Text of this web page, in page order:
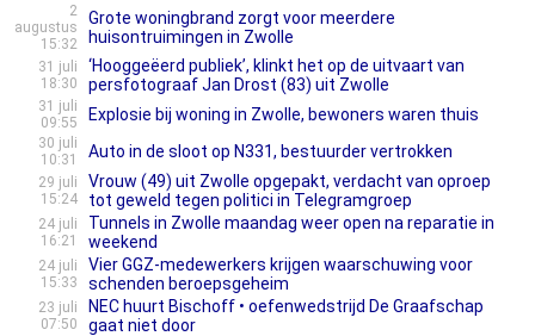
2
augustus
15:32
Grote woningbrand zorgt voor meerdere
huisontruimingen in Zwolle
31 juli
18:30
‘Hooggeëerd publiek’, klinkt het op de uitvaart van
persfotograaf Jan Drost (83) uit Zwolle
31 juli
09:55
Explosie bij woning in Zwolle, bewoners waren thuis
30 juli
10:31
Auto in de sloot op N331, bestuurder vertrokken
29 juli
15:24
Vrouw (49) uit Zwolle opgepakt, verdacht van oproep
tot geweld tegen politici in Telegramgroep
24 juli
16:21
Tunnels in Zwolle maandag weer open na reparatie in
weekend
24 juli
15:33
Vier GGZ-medewerkers krijgen waarschuwing voor
schenden beroepsgeheim
23 juli
07:50
NEC huurt Bischoff • oefenwedstrijd De Graafschap
gaat niet door